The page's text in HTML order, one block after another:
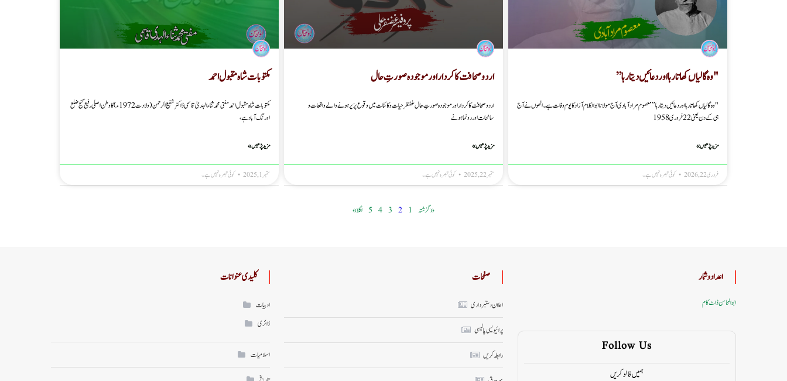
"وہ گالیاں کھاتارہا اوردعائیں دیتارہا”
"وہ گالیاں کھاتارہا اوردعائیں دیتارہا” معصوم مرادآبادی آج مولانا ابوالکلام آزاد کا یوم وفات ہے۔ انھوں نے آج
ہی کے دن یعنی 22 فروری 1958
مزید پڑھیں »
فروری 22, 2026 کوئی تبصرہ نہیں ہے۔
اردو صحافت کا کردار اور موجودہ صورتِ حال
اردو صحافت کا کردار اور موجودہ صورتِ حال غضنفر حیات و کائنات میں وقوع پزیر ہونے والے واقعات و
سانحات اور رونما ہونے
مزید پڑھیں »
ستمبر 22, 2025 کوئی تبصرہ نہیں ہے۔
مکتوبات شاہ مقبول احمد
مکتوبات شاہ مقبول احمد مفتی محمد ثناء الہدیٰ قاسمی ڈاکٹر شفیع الرحمن ( ولادت 1972ء) کا وطن اصلی رفیع گنج ضلع
اور نگ آباد ہے،
مزید پڑھیں »
ستمبر 1, 2025 کوئی تبصرہ نہیں ہے۔
« گزشتہ 1
2
3
4
5 اگلا »
کلیدی عنوانات
ادبیات
ڈائری
اسلامیات
صفحات
اعلان دستبرداری
پرائیویسی پالیسی
رابطہ کریں
اعداد وشمار
ابوالمحاسن ڈاٹ کام
Follow Us
ہمیں فالو کریں